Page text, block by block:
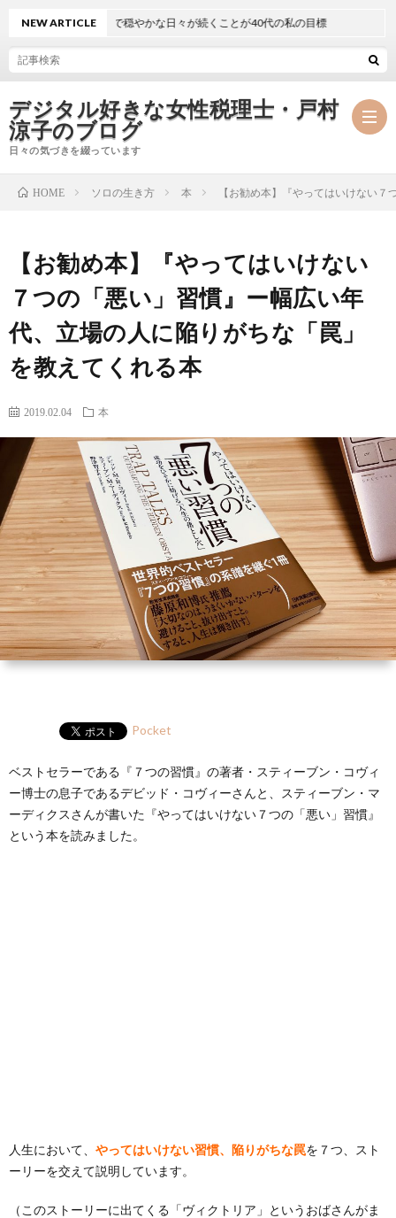
デジタル好きな女性税理士・戸村
涼子のブログ
日々の気づきを綴っています
ル
ガ
ミ
ー・
講
演
NEW ARTICLE
静かで穏やかな日々が続くことが40代の私の目標
HOME ソロの生き方 本 【お勧め本】『やってはいけない
【お勧め本】『やってはいけない
７つの「悪い」習慣』ー幅広い年
代、立場の人に陥りがちな「罠」
を教えてくれる本
2019.02.04 本
Pocket
ベストセラーである『７つの習慣』の著者・スティーブン・コヴィ
ー博士の息子であるデビッド・コヴィーさんと、スティーブン・マ
ーディクスさんが書いた『やってはいけない７つの「悪い」習慣』
という本を読みました。
人生において、 やってはいけない習慣、陥りがちな罠を７つ、スト
ーリーを交えて説明しています。
（このストーリーに出てくる「ヴィクトリア」というおばさんがま